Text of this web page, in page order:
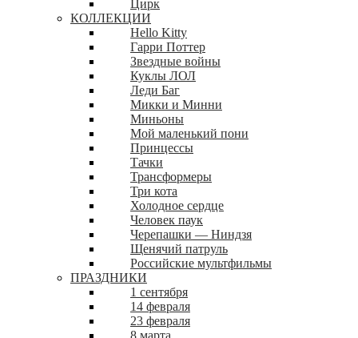
Цирк
КОЛЛЕКЦИИ
Hello Kitty
Гарри Поттер
Звездные войны
Куклы ЛОЛ
Леди Баг
Микки и Минни
Миньоны
Мой маленький пони
Принцессы
Тачки
Трансформеры
Три кота
Холодное сердце
Человек паук
Черепашки — Ниндзя
Щенячий патруль
Российские мультфильмы
ПРАЗДНИКИ
1 сентября
14 февраля
23 февраля
8 марта